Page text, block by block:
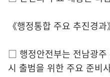
《행정통합 주요 추진경과
□ 행정안전부는 전남광주
시 출범을 위한 주요 준비